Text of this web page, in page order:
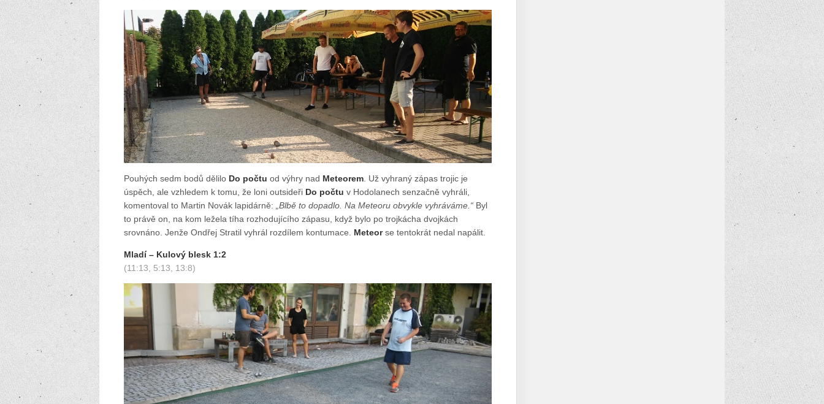
Pouhých sedm bodů dělilo Do počtu od výhry nad Meteorem . Už vyhraný zápas trojic je
úspěch, ale vzhledem k tomu, že loni outsideři Do počtu v Hodolanech senzačně vyhráli,
komentoval to Martin Novák lapidárně:
„Blbě to dopadlo. Na Meteoru obvykle vyhráváme.“ Byl
to právě on, na kom ležela tíha rozhodujícího zápasu, když bylo po trojkácha dvojkách
srovnáno. Jenže Ondřej Stratil vyhrál rozdílem kontumace. Meteorse tentokrát nedal napálit.
Mladí – Kulový blesk 1:2
(11:13, 5:13, 13:8)